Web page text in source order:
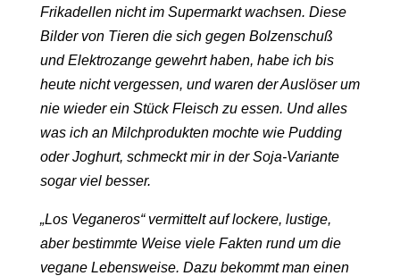
Frikadellen nicht im Supermarkt wachsen. Diese
Bilder von Tieren die sich gegen Bolzenschuß
und Elektrozange gewehrt haben, habe ich bis
heute nicht vergessen, und waren der Auslöser um
nie wieder ein Stück Fleisch zu essen. Und alles
was ich an Milchprodukten mochte wie Pudding
oder Joghurt, schmeckt mir in der Soja-Variante
sogar viel besser.
„Los Veganeros“ vermittelt auf lockere, lustige,
aber bestimmte Weise viele Fakten rund um die
vegane Lebensweise. Dazu bekommt man einen